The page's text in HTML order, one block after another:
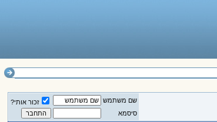
שם משתמש
זכור אותי?
סיסמא